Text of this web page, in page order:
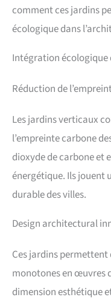
comment ces jardins
écologique dans
Intégration écologique
Réduction de
Les jardins verticaux
l’empreinte carbone
dioxyde de carbone et
énergétique. Ils jouent
durable des villes.
Design architectural
Ces jardins
monotones en œuvres
dimension esthétique